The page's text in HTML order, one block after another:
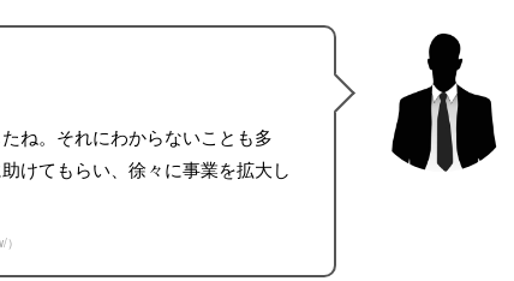
ね。それにわからないことも多
けてもらい、徐々に事業を拡大し
）